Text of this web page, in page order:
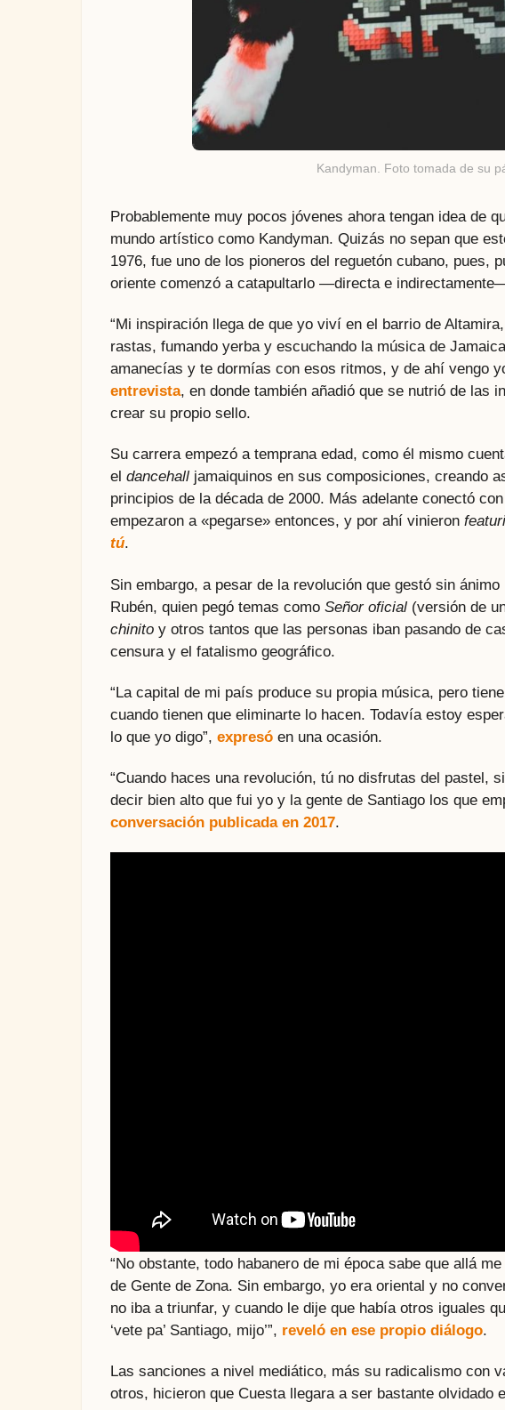
Kandyman. Foto tomada de su
Probablemente muy pocos jóvenes ahora tengan idea de
mundo artístico como Kandyman. Quizás no sepan que
1976, fue uno de los pioneros del reguetón cubano, pues,
oriente comenzó a catapultarlo —directa e
“Mi inspiración llega de que yo viví en el barrio de
rastas, fumando yerba y escuchando la música de
amanecías y te dormías con esos ritmos, y de ahí vengo
entrevista, en donde también añadió que se nutrió de las
crear su propio sello.
Su carrera empezó a temprana edad, como él mismo
el dancehall jamaiquinos en sus composiciones, creando
principios de la década de 2000. Más adelante conectó con
empezaron a «pegarse» entonces, y por ahí vinieron
tú.
Sin embargo, a pesar de la revolución que gestó sin
Rubén, quien pegó temas como Señor oficial (versión de
chinito y otros tantos que las personas iban pasando de
censura y el fatalismo geográfico.
“La capital de mi país produce su propia música, pero
cuando tienen que eliminarte lo hacen. Todavía estoy
lo que yo digo”, expresó en una ocasión.
“Cuando haces una revolución, tú no disfrutas del pastel,
decir bien alto que fui yo y la gente de Santiago los que
conversación publicada en 2017.
“No obstante, todo habanero de mi época sabe que allá
de Gente de Zona. Sin embargo, yo era oriental y no
no iba a triunfar, y cuando le dije que había otros iguales
‘vete pa’ Santiago, mijo’”, reveló en ese propio diálogo.
Las sanciones a nivel mediático, más su radicalismo con
otros, hicieron que Cuesta llegara a ser bastante olvidado